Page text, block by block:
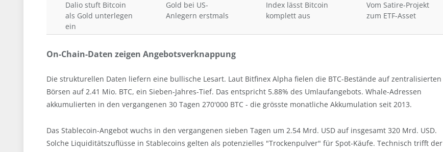
Dalio stuft Bitcoin
als Gold unterlegen
ein
Gold bei US-
Anlegern erstmals
Index lässt Bitcoin
komplett aus
Vom Satire-Projekt
zum ETF-Asset
On-Chain-Daten zeigen Angebotsverknappung
Die strukturellen Daten liefern eine bullische Lesart. Laut Bitfinex Alpha fielen die BTC-Bestände auf zentralisierten
Börsen auf 2.41 Mio. BTC, ein Sieben-Jahres-Tief. Das entspricht 5.88% des Umlaufangebots. Whale-Adressen
akkumulierten in den vergangenen 30 Tagen 270'000 BTC - die grösste monatliche Akkumulation seit 2013.
Das Stablecoin-Angebot wuchs in den vergangenen sieben Tagen um 2.54 Mrd. USD auf insgesamt 320 Mrd. USD.
Solche Liquiditätszuflüsse in Stablecoins gelten als potenzielles "Trockenpulver" für Spot-Käufe. Technisch trifft der